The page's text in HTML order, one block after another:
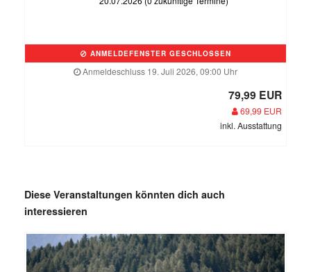
ANMELDEFENSTER GESCHLOSSEN
Anmeldeschluss 19. Juli 2026, 09:00 Uhr
79,99 EUR
69,99 EUR
inkl. Ausstattung
Diese Veranstaltungen könnten dich auch
interessieren